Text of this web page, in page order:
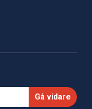
Gå vidare